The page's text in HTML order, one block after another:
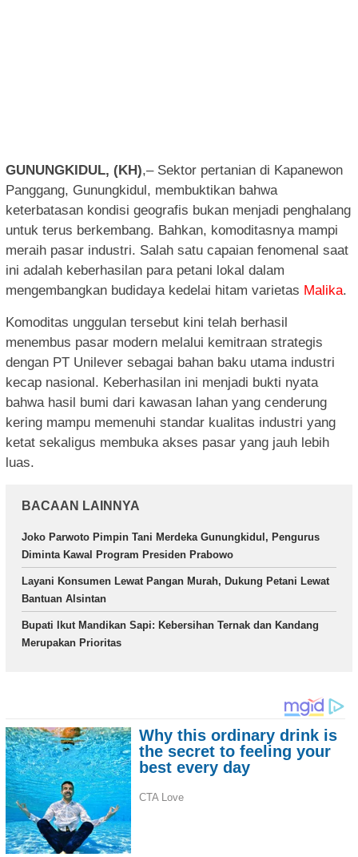
GUNUNGKIDUL, (KH),– Sektor pertanian di Kapanewon
Panggang, Gunungkidul, membuktikan bahwa
keterbatasan kondisi geografis bukan menjadi penghalang
untuk terus berkembang. Bahkan, komoditasnya mampi
meraih pasar industri. Salah satu capaian fenomenal saat
ini adalah keberhasilan para petani lokal dalam
mengembangkan budidaya kedelai hitam varietas Malika.
Komoditas unggulan tersebut kini telah berhasil
menembus pasar modern melalui kemitraan strategis
dengan PT Unilever sebagai bahan baku utama industri
kecap nasional. Keberhasilan ini menjadi bukti nyata
bahwa hasil bumi dari kawasan lahan yang cenderung
kering mampu memenuhi standar kualitas industri yang
ketat sekaligus membuka akses pasar yang jauh lebih
luas.
BACAAN LAINNYA
Joko Parwoto Pimpin Tani Merdeka Gunungkidul, Pengurus
Diminta Kawal Program Presiden Prabowo
Layani Konsumen Lewat Pangan Murah, Dukung Petani Lewat
Bantuan Alsintan
Bupati Ikut Mandikan Sapi: Kebersihan Ternak dan Kandang
Merupakan Prioritas